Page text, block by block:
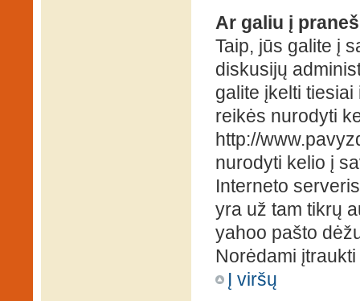
Ar galiu į
Taip, jūs galite į
diskusijų
galite įkelti
reikės nurodyti
http://
nurodyti kelio į
Interneto
yra už tam tikrų
yahoo pašto
Norėdami
Į viršų